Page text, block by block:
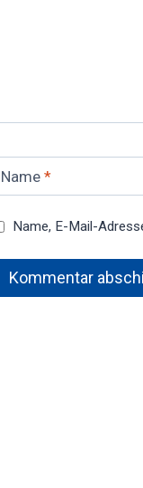
Name *
Name, E-Mail-